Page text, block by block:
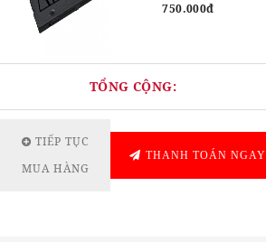
750.000đ
TỔNG CỘNG:
TIẾP TỤC
MUA HÀNG
THANH TOÁN NGAY